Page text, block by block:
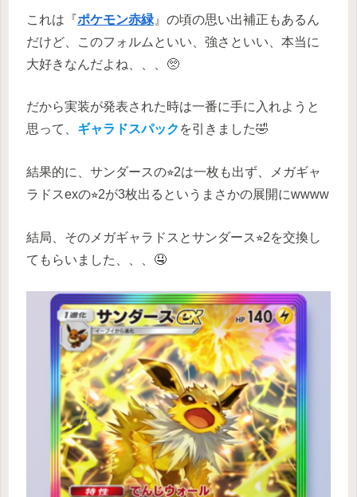
これは『ポケモン赤緑 』の頃の思い出補正もあるん
だけど、このフォルムといい、強さといい、本当に
大好きなんだよね、、、🥺
だから実装が発表された時は一番に手に入れようと
思って、 ギャラドスパック を引きました🤣
結果的に、サンダースの⭐︎2は一枚も出ず、メガギャ
ラドスexの⭐︎2が3枚出るというまさかの展開にwwww
結局、そのメガギャラドスとサンダース⭐︎2を交換し
てもらいました、、、🤤